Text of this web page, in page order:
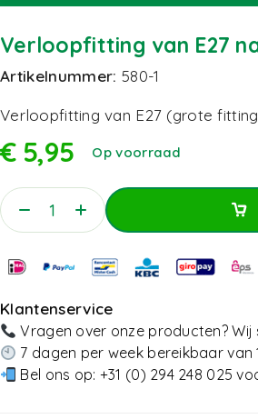
Verloopfitting van E27
Artikelnummer:580-1
Verloopfitting van E27 (grote
€5,95 Op voorraad
Toevoegen Aan
Klantenservice
Vragen over onze producten?
7 dagen per week bereikbaar van
Bel ons op: +31 (0) 294 248 025